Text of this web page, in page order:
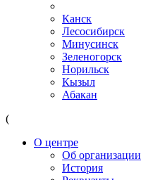
Канск
Лесосибирск
Минусинск
Зеленогорск
Норильск
Кызыл
Абакан
(
О центре
Об организации
История